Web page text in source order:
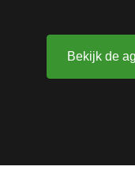
Bekijk de